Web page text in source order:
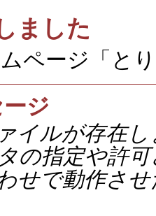
ました
ページ「と
ジ
イルが存在
の指定や許
せで動作さ